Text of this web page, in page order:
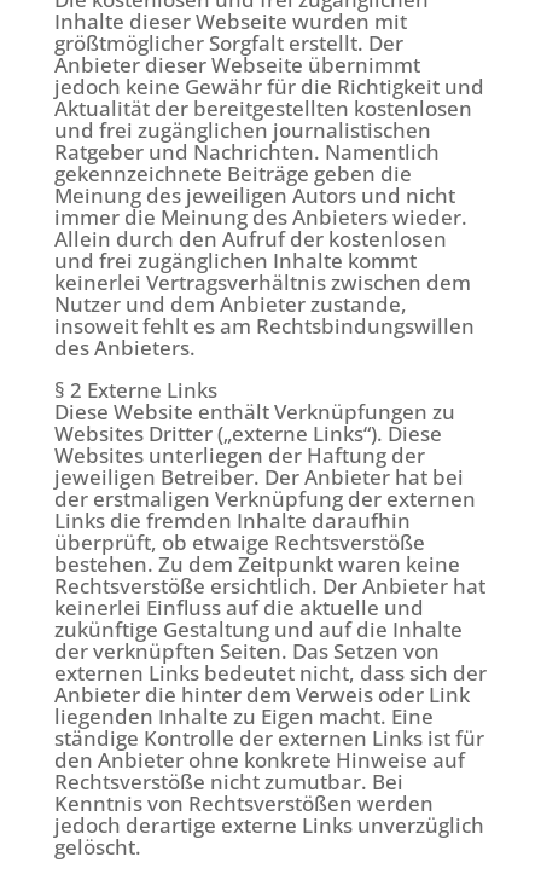
Inhalte dieser Webseite wurden mit
größtmöglicher Sorgfalt erstellt. Der
Anbieter dieser Webseite übernimmt
jedoch keine Gewähr für die Richtigkeit und
Aktualität der bereitgestellten kostenlosen
und frei zugänglichen journalistischen
Ratgeber und Nachrichten. Namentlich
gekennzeichnete Beiträge geben die
Meinung des jeweiligen Autors und nicht
immer die Meinung des Anbieters wieder.
Allein durch den Aufruf der kostenlosen
und frei zugänglichen Inhalte kommt
keinerlei Vertragsverhältnis zwischen dem
Nutzer und dem Anbieter zustande,
insoweit fehlt es am Rechtsbindungswillen
des Anbieters.
§ 2 Externe Links
Diese Website enthält Verknüpfungen zu
Websites Dritter („externe Links“). Diese
Websites unterliegen der Haftung der
jeweiligen Betreiber. Der Anbieter hat bei
der erstmaligen Verknüpfung der externen
Links die fremden Inhalte daraufhin
überprüft, ob etwaige Rechtsverstöße
bestehen. Zu dem Zeitpunkt waren keine
Rechtsverstöße ersichtlich. Der Anbieter hat
keinerlei Einfluss auf die aktuelle und
zukünftige Gestaltung und auf die Inhalte
der verknüpften Seiten. Das Setzen von
externen Links bedeutet nicht, dass sich der
Anbieter die hinter dem Verweis oder Link
liegenden Inhalte zu Eigen macht. Eine
ständige Kontrolle der externen Links ist für
den Anbieter ohne konkrete Hinweise auf
Rechtsverstöße nicht zumutbar. Bei
Kenntnis von Rechtsverstößen werden
jedoch derartige externe Links unverzüglich
gelöscht.